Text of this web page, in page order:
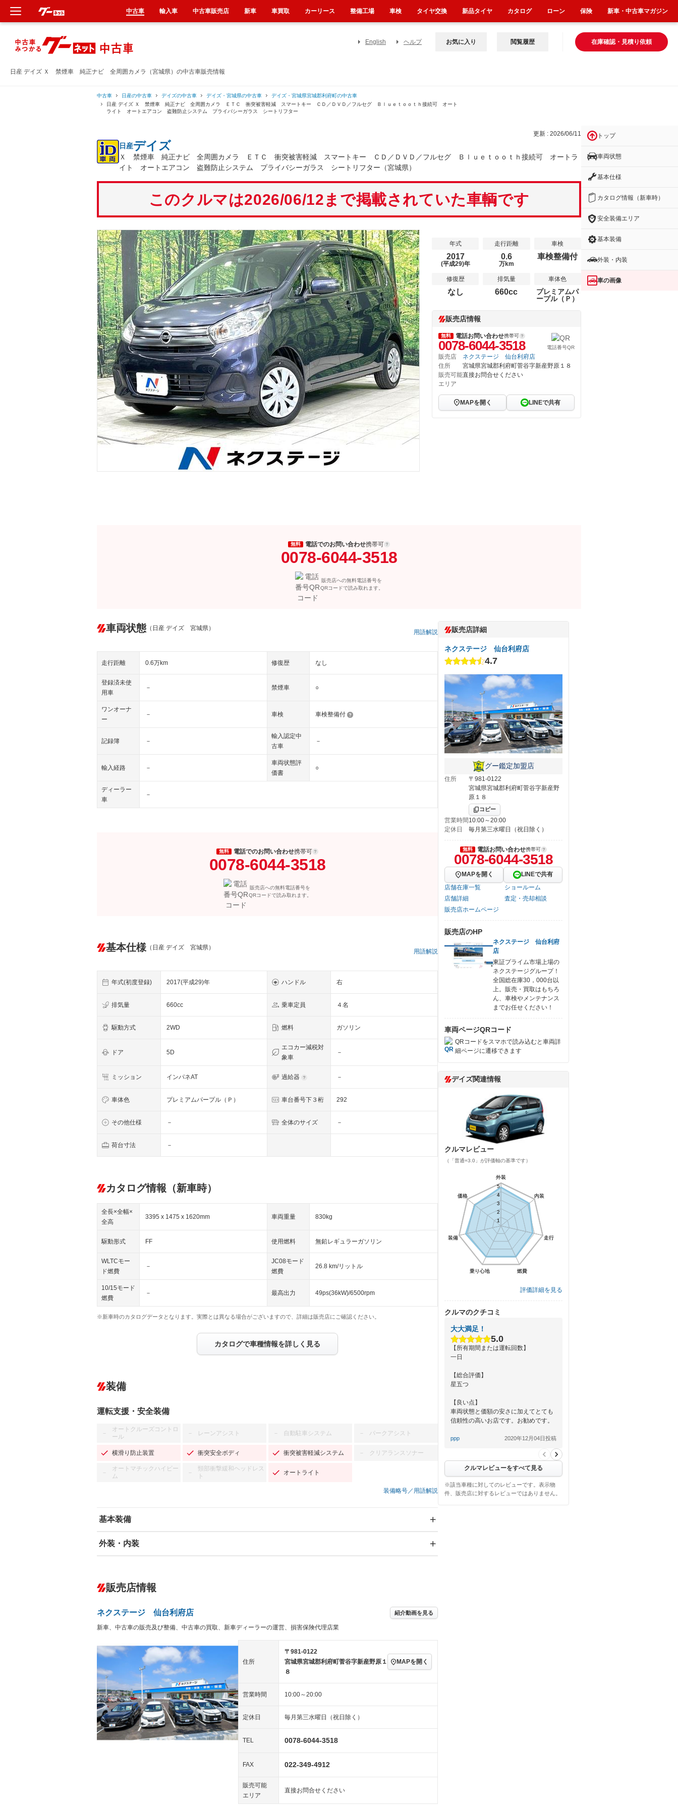
日産 デイズ Ｘ 禁煙車 純正ナビ 全周囲カメラ（宮城県）の中古車販売情報
English ヘルプ 在庫確認・見積り依頼
お気に入り 閲覧履歴
中古車 日産の中古車 デイズの中古車 デイズ・宮城県の中古車
デイズ・宮城県宮城郡利府町の中古車
日産 デイズ Ｘ 禁煙車 純正ナビ 全周囲カメラ ＥＴＣ 衝突被害軽減 スマートキー ＣＤ／ＤＶＤ／フルセグ Ｂｌｕｅｔｏｏｔｈ接続可 オート
ライト オートエアコン 盗難防止システム プライバシーガラス シートリフター
更新 : 2026/06/11
日産デイズ
Ｘ 禁煙車 純正ナビ 全周囲カメラ ＥＴＣ 衝突被害軽減 スマートキー ＣＤ／ＤＶＤ／フルセグ Ｂｌｕｅｔｏｏｔｈ接続可 オートラ
イト オートエアコン 盗難防止システム プライバシーガラス シートリフター（宮城県）
このクルマは2026/06/12まで掲載されていた車輌です
年式
2017
(平成29)年
走行距離
0.6
万km
車検
車検整備付
修復歴
なし
排気量
660cc
車体色
プレミアムパ
ープル（Ｐ）
販売店情報
無料 電話お問い合わせ携帯可
0078-6044-3518 電話番号QR
販売店
ネクステージ 仙台利府店
住所
宮城県宮城郡利府町菅谷字新産野原１８
販売可能
エリア
直接お問合せください
MAPを開く LINEで共有
無料 電話でのお問い合わせ携帯可
0078-6044-3518
販売店への無料電話番号を
QRコードで読み取れます。
車両状態 （日産 デイズ 宮城県）
用語解説
走行距離 0.6万km 修復歴 なし
登録済未使
用車
－ 禁煙車 ○
ワンオーナ
ー
－ 車検 車検整備付
記録簿 －
輸入認定中
古車
－
輸入経路 －
車両状態評
価書
○
ディーラー
車
－
無料 電話でのお問い合わせ携帯可
0078-6044-3518
販売店への無料電話番号を
QRコードで読み取れます。
基本仕様 （日産 デイズ 宮城県）
用語解説
年式(初度登録) 2017(平成29)年 ハンドル 右
排気量 660cc 乗車定員 ４名
駆動方式 2WD 燃料 ガソリン
ドア 5D
エコカー減税対
象車
－
ミッション インパネAT 過給器 －
車体色 プレミアムパープル（Ｐ） 車台番号下３桁 292
その他仕様 － 全体のサイズ －
荷台寸法 －
カタログ情報（新車時）
全長×全幅×
全高
3395 x 1475 x 1620mm 車両重量 830kg
駆動形式 FF 使用燃料 無鉛レギュラーガソリン
WLTCモー
ド燃費
－
JC08モード
燃費
26.8 km/リットル
10/15モード
燃費
－ 最高出力 49ps(36kW)/6500rpm
※新車時のカタログデータとなります。実際とは異なる場合がございますので、詳細は販売店にご確認ください。
カタログで車種情報を詳しく見る
装備
運転支援・安全装備
－
オートクルーズコントロ
ール
－ レーンアシスト － 自動駐車システム － パークアシスト
横滑り防止装置 衝突安全ボディ 衝突被害軽減システム － クリアランスソナー
－
オートマチックハイビー
ム
－
頸部衝撃緩和ヘッドレス
ト
オートライト
装備略号／用語解説
基本装備
エアバッグ：運転席/助手席
－ ダウンヒルアシストコントロール
Bluetooth接続 － センターデフロック
装備略号／用語解説
外装・内装
オーディオ：CDまたはCDチェンジャー／ミュージック
プレイヤー接続可／ミュージックサーバー
－
ヘッドライトウォッシャ
ー
－ キーレス
－ LEDヘッドランプ － HID(キセノンライト) － ポータブルナビ
ETC － エアロ スマートキー
－ ランフラットタイヤ － 3列シート ベンチシート
フルフラットシート － チップアップシート
－ シートヒーター － ウォークスルー
フロントカメラ － シートエアコン 全周囲カメラ
－ ルーフレール － エアサスペンション
販売店情報
ネクステージ 仙台利府店 紹介動画を見る
新車、中古車の販売及び整備、中古車の買取、新車ディーラーの運営、損害保険代理店業
住所
〒981-0122
宮城県宮城郡利府町菅谷字新産野原１
８
MAPを開く
営業時間 10:00～20:00
定休日 毎月第三水曜日（祝日除く）
TEL 0078-6044-3518
FAX 022-349-4912
販売可能
エリア
直接お問合せください
販売店詳細
ネクステージ 仙台利府店
4.7
グー鑑定加盟店
住所
〒981-0122
宮城県宮城郡利府町菅谷字新産野
原１８
コピー
営業時間10:00～20:00
定休日
毎月第三水曜日（祝日除く）
無料 電話お問い合わせ携帯可
0078-6044-3518
MAPを開く
LINEで共有
店舗在庫一覧
ショールーム
店舗詳細
査定・売却相談
販売店ホームページ
販売店のHP
ネクステージ 仙台利府
店
東証プライム市場上場の
ネクステージグループ！
全国総在庫30，000台以
上。販売・買取はもちろ
ん、車検やメンテナンス
までお任せください！
車両ページQRコード
QRコードをスマホで読み込むと車両詳
細ページに遷移できます
デイズ関連情報
クルマレビュー
（「普通=3.0」が評価軸の基準です）
外装
内装
走行
燃費
乗り心地
装備
価格
1
2
3
4
5
外装
内装
走行
燃費
乗り心地
装備
価格
1
2
3
4
5
評価詳細を見る
クルマのクチコミ
大大満足！
5.0
【所有期間または運転回数】
一日
【総合評価】
星五つ
【良い点】
車両状態と価額の安さに加えてとても
信頼性の高いお店です。お勧めです。
【悪い点】
ppp 2020年12月04日投稿
クルマレビューをすべて見る
※該当車種に対してのレビューです。表示物
件、販売店に対するレビューではありません。
トップ
車両状態
基本仕様
カタログ情報（新車時）
安全装備エリア
基本装備
外装・内装
車の画像
中古車 輸入車 中古車販売店 新車 車買取 カーリース 整備工場 車検 タイヤ交換 新品タイヤ カタログ ローン 保険 新車・中古車マガジン
新車
中古車